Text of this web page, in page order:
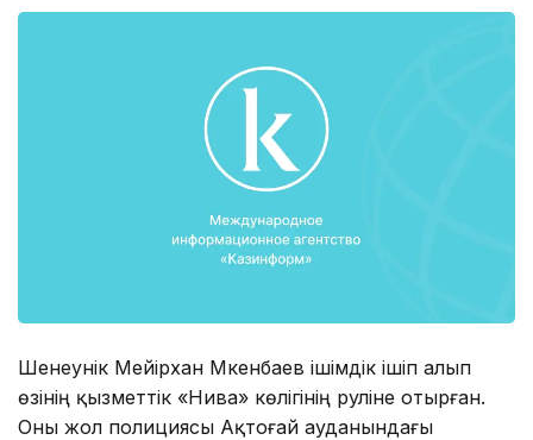
Шенеунік Мейірхан Мәкенбаев ішімдік ішіп алып
өзінің қызметтік «Нива» көлігінің руліне отырған.
Оны жол полициясы Ақтоғай ауданындағы